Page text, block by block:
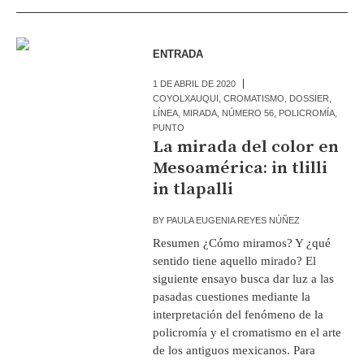
ENTRADA
1 DE ABRIL DE 2020
COYOLXAUQUI ,CROMATISMO DOSSIER
LÍNEA MIRADA NÚMERO 56 POLICROMÍA
PUNTO
La mirada del color en
Mesoamérica: in tlilli
in tlapalli
BY PAULA EUGENIA REYES NÚÑEZ
Resumen ¿Cómo miramos? Y ¿qué
sentido tiene aquello mirado? El
siguiente ensayo busca dar luz a las
pasadas cuestiones mediante la
interpretación del fenómeno de la
policromía y el cromatismo en el arte
de los antiguos mexicanos. Para